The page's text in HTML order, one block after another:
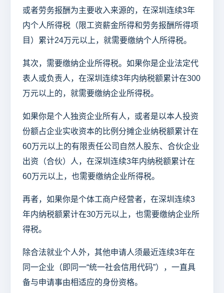
或者劳务报酬为主要收入来源的，在深圳连续3年
内个人所得税（限工资薪金所得和劳务报酬所得项
目）累计24万元以上，就需要缴纳个人所得税。
其次，需要缴纳企业所得税。如果你是企业法定代
表人或负责人，在深圳连续3年内纳税额累计在300
万元以上的，就需要缴纳企业所得税。
如果你是个人独资企业所有人，或者是以本人投资
份额占企业实收资本的比例分摊企业纳税额累计在
60万元以上的有限责任公司自然人股东、合伙企业
出资（合伙）人，在深圳连续3年内纳税额累计在
60万元以上，也需要缴纳企业所得税。
再者，如果你是个体工商户经营者，在深圳连续3
年内纳税额累计在30万元以上，也需要缴纳企业所
得税。
除合法就业个人外，其他申请人须最近连续3年在
同一企业（即同一“统一社会信用代码”），一直具
备与申请事由相适应的身份资格。